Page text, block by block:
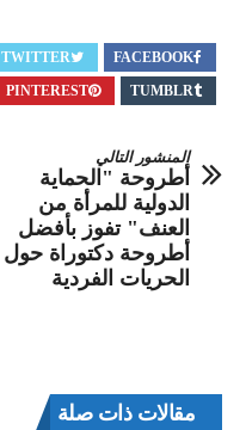
FACEBOOK
TWITTER
TUMBLR
PINTEREST
المنشور التالي
أطروحة "الحماية
الدولية للمرأة من
العنف" تفوز بأفضل
أطروحة دكتوراة حول
الحريات الفردية
مقالات ذات صلة